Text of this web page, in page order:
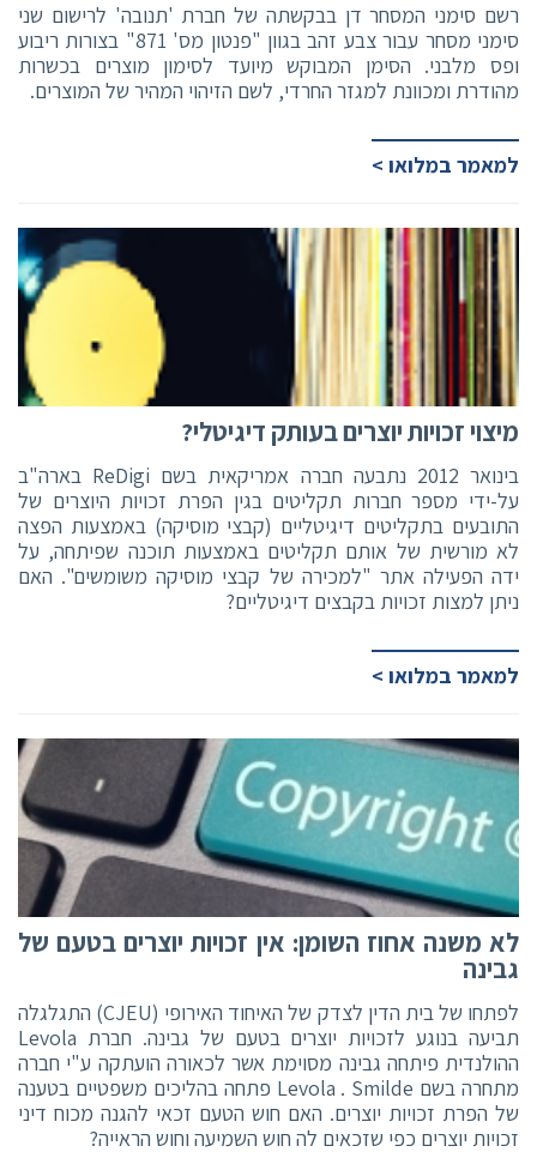
רשם סימני המסחר דן בבקשתה של חברת 'תנובה' לרישום שני
סימני מסחר עבור צבע זהב בגוון "פנטון מס' 871" בצורות ריבוע
ופס מלבני. הסימן המבוקש מיועד לסימון מוצרים בכשרות
מהודרת ומכוונת למגזר החרדי, לשם הזיהוי המהיר של המוצרים.
למאמר במלואו >
מיצוי זכויות יוצרים בעותק דיגיטלי?
בינואר 2012 נתבעה חברה אמריקאית בשם ReDigi בארה"ב
על-ידי מספר חברות תקליטים בגין הפרת זכויות היוצרים של
התובעים בתקליטים דיגיטליים (קבצי מוסיקה) באמצעות הפצה
לא מורשית של אותם תקליטים באמצעות תוכנה שפיתחה, על
ידה הפעילה אתר "למכירה של קבצי מוסיקה משומשים". האם
ניתן למצות זכויות בקבצים דיגיטליים?
למאמר במלואו >
לא משנה אחוז השומן: אין זכויות יוצרים בטעם של
גבינה
לפתחו של בית הדין לצדק של האיחוד האירופי (CJEU) התגלגלה
תביעה בנוגע לזכויות יוצרים בטעם של גבינה. חברת Levola
ההולנדית פיתחה גבינה מסוימת אשר לכאורה הועתקה ע"י חברה
מתחרה בשם Levola . Smilde פתחה בהליכים משפטיים בטענה
של הפרת זכויות יוצרים. האם חוש הטעם זכאי להגנה מכוח דיני
זכויות יוצרים כפי שזכאים לה חוש השמיעה וחוש הראייה?